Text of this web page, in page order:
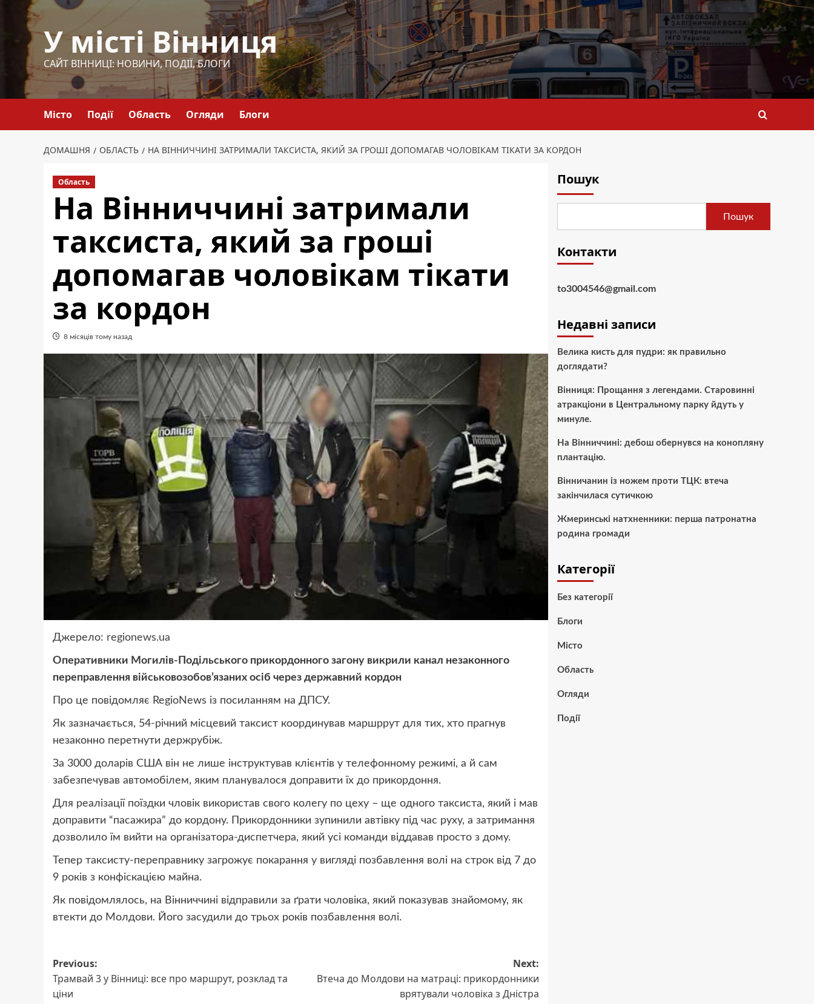
Перейти
У місті Вінниця
САЙТ ВІННИЦІ: НОВИНИ, ПОДІЇ, БЛОГИ
Місто Події Область Огляди Блоги
ДОМАШНЯ ОБЛАСТЬ НА ВІННИЧЧИНІ ЗАТРИМАЛИ ТАКСИСТА, ЯКИЙ ЗА ГРОШІ ДОПОМАГАВ ЧОЛОВІКАМ ТІКАТИ ЗА КОРДОН
Область
На Вінниччині затримали
таксиста, який за гроші
допомагав чоловікам тікати
за кордон
8 місяців тому назад
Джерело: regionews.ua
Оперативники Могилів-Подільського прикордонного загону викрили канал незаконного
переправлення військовозобов’язаних осіб через державний кордон
Про це повідомляє RegioNews із посиланням на ДПСУ.
Як зазначається, 54-річний місцевий таксист координував маршррут для тих, хто прагнув
незаконно перетнути держрубіж.
За 3000 доларів США він не лише інструктував клієнтів у телефонному режимі, а й сам
забезпечував автомобілем, яким планувалося доправити їх до прикордоння.
Для реалізації поїздки чловік використав свого колегу по цеху – ще одного таксиста, який і мав
доправити “пасажира” до кордону. Прикордонники зупинили автівку під час руху, а затримання
дозволило їм вийти на організатора-диспетчера, який усі команди віддавав просто з дому.
Тепер таксисту-переправнику загрожує покарання у вигляді позбавлення волі на строк від 7 до
9 років з конфіскацією майна.
Як повідомлялось, на Вінниччині відправили за ґрати чоловіка, який показував знайомому, як
втекти до Молдови. Його засудили до трьох років позбавлення волі.
Post
navigation
Previous:
Трамвай 3 у Вінниці: все про маршрут, розклад та
ціни
Next:
Втеча до Молдови на матраці: прикордонники
врятували чоловіка з Дністра
Пошук
Пошук
Контакти
to3004546@gmail.com
Недавні записи
Велика кисть для пудри: як правильно
доглядати?
Вінниця: Прощання з легендами. Старовинні
атракціони в Центральному парку йдуть у
минуле.
На Вінниччині: дебош обернувся на конопляну
плантацію.
Вінничанин із ножем проти ТЦК: втеча
закінчилася сутичкою
Жмеринські натхненники: перша патронатна
родина громади
Категорії
Без категорії
Блоги
Місто
Область
Огляди
Події